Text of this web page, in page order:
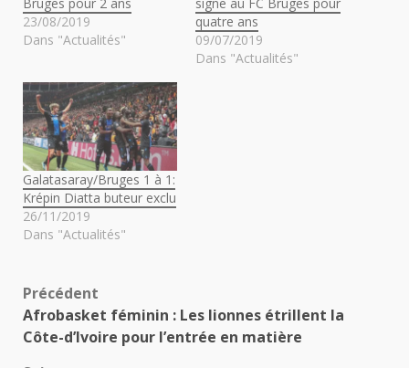
23/08/2019
Dans "Actualités"
quatre ans
09/07/2019
Dans "Actualités"
Galatasaray/Bruges 1 à 1:
Krépin Diatta buteur exclu
26/11/2019
Dans "Actualités"
Navigation
d’article
Précédent
Afrobasket féminin : Les lionnes étrillent la
Côte-d’Ivoire pour l’entrée en matière